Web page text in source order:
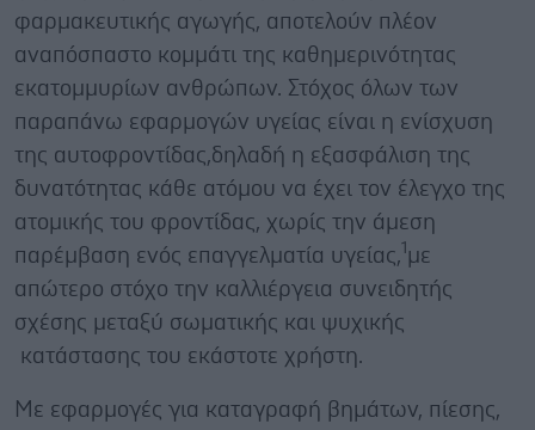
φαρμακευτικής αγωγής, αποτελούν πλέον
αναπόσπαστο κομμάτι της καθημερινότητας
εκατομμυρίων ανθρώπων. Στόχος όλων των
παραπάνω εφαρμογών υγείας είναι η ενίσχυση
της αυτοφροντίδας,δηλαδή η εξασφάλιση της
δυνατότητας κάθε ατόμου να έχει τον έλεγχο της
ατομικής του φροντίδας, χωρίς την άμεση
παρέμβαση ενός επαγγελματία υγείας,1 με
απώτερο στόχο την καλλιέργεια συνειδητής
σχέσης μεταξύ σωματικής και ψυχικής
κατάστασης του εκάστοτε χρήστη.
Με εφαρμογές για καταγραφή βημάτων, πίεσης,